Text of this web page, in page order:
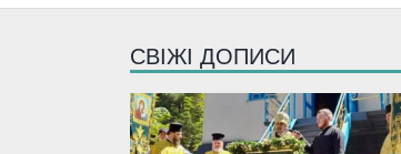
СВІЖІ ДОПИСИ